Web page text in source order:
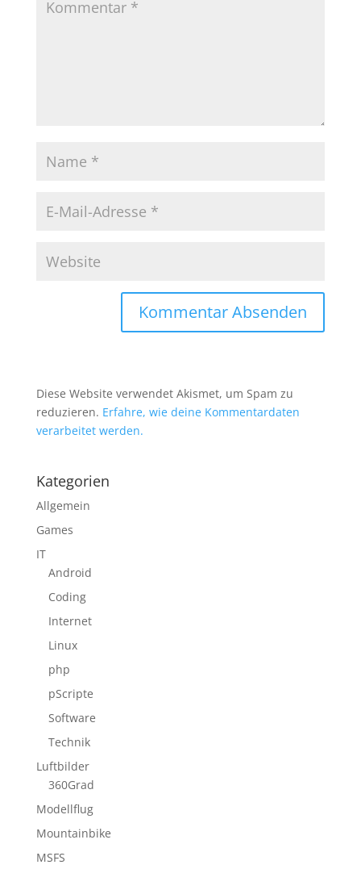
Diese Website verwendet Akismet, um Spam zu
reduzieren. Erfahre, wie deine Kommentardaten
verarbeitet werden.
Kategorien
Allgemein
Games
IT
Android
Coding
Internet
Linux
php
pScripte
Software
Technik
Luftbilder
360Grad
Modellflug
Mountainbike
MSFS